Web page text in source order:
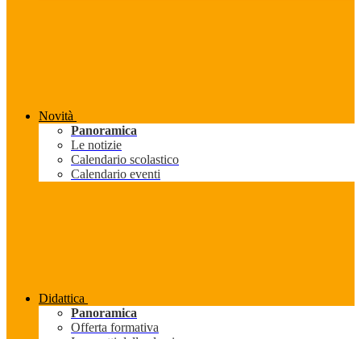
Novità
Panoramica
Le notizie
Calendario scolastico
Calendario eventi
Didattica
Panoramica
Offerta formativa